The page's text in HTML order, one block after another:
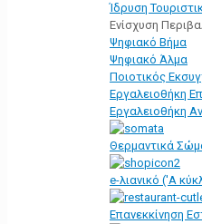
Ίδρυση
Ενίσχυση
Ψηφιακό Βήμα
Ψηφιακό Άλμα
Ποιοτικός
Εργαλειοθήκη
Εργαλειοθήκη
Θερμαντικά
e-λιανικό ('Α
Επανεκκίνηση